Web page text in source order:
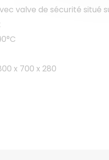
valve de sécurité situé
x 700 x 280